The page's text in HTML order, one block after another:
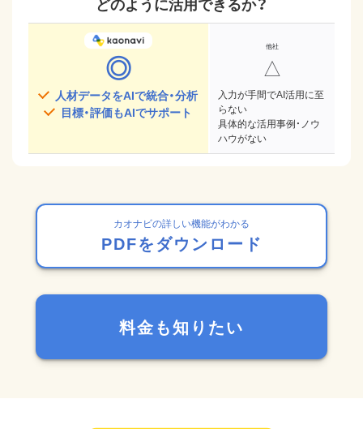
◎
人材データをAIで統合・分析
目標・評価もAIでサポート
△
入力が手間でAI活用に至
らない
具体的な活用事例・ノウ
ハウがない
カオナビの詳しい機能がわかる
PDFをダウンロード
料金も知りたい